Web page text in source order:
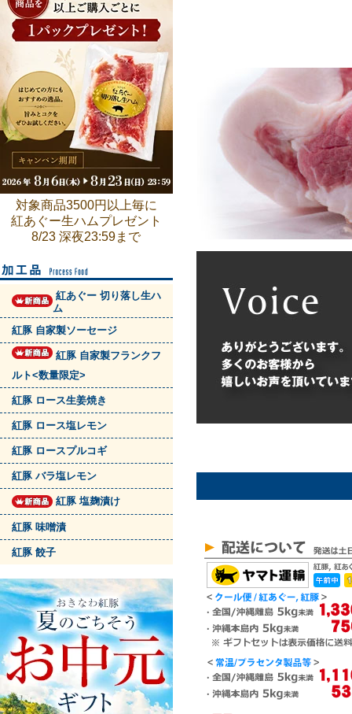
対象商品3500円以上毎に
紅あぐー生ハムプレゼント
8/23 深夜23:59まで
紅あぐー 切り落し生ハ
ム
紅豚 自家製ソーセージ
紅豚 自家製フランクフ
ルト<数量限定>
紅豚 ロース生姜焼き
紅豚 ロース塩レモン
紅豚 ロースプルコギ
紅豚 バラ塩レモン
紅豚 塩麹漬け
紅豚 味噌漬
紅豚 餃子